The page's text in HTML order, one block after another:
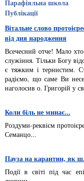
Парафіяльна школа
Публікації
Вітальне слово
від дня народження
Всечесний отче! Мало
служіння. Тільки Богу
є тяжким і тернистим.
радіємо, що саме Ви
наголосив о. Григорій у
Коли біль не минає...
Роздуми-реквієм
Семанцо...
Пауза на карантин, як
Події в світі під час